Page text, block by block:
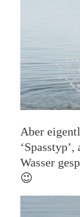
Aber
Wasser
😉